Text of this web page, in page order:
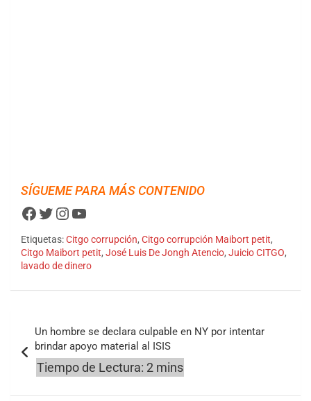
SÍGUEME PARA MÁS CONTENIDO
Facebook
Twitter
Instagram
YouTube
Etiquetas:Citgo corrupción, Citgo corrupción Maibort petit,
Citgo Maibort petit, José Luis De Jongh Atencio, Juicio CITGO,
lavado de dinero
de
entradas
Un hombre se declara culpable en NY por intentar
brindar apoyo material al ISIS